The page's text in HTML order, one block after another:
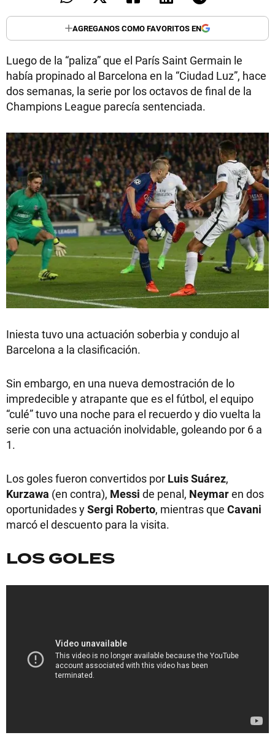
AGREGANOS COMO FAVORITOS EN
Luego de la “paliza” que el París Saint Germain le
había propinado al Barcelona en la “Ciudad Luz”, hace
dos semanas, la serie por los octavos de final de la
Champions League parecía sentenciada.
Iniesta tuvo una actuación soberbia y condujo al
Barcelona a la clasificación.
Sin embargo, en una nueva demostración de lo
impredecible y atrapante que es el fútbol, el equipo
“culé” tuvo una noche para el recuerdo y dio vuelta la
serie con una actuación inolvidable, goleando por 6 a
1.
Los goles fueron convertidos por Luis Suárez,
Kurzawa (en contra), Messi de penal, Neymaren dos
oportunidades ySergi Roberto, mientras que Cavani
marcó el descuento para la visita.
LOS GOLES